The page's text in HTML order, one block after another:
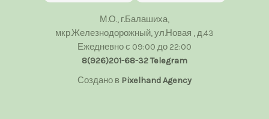
М.О., г.Балашиха,
мкр.Железнодорожный, ул.Новая , д.43
Ежедневно с 09:00 до 22:00
8(926)201-68-32Telegram
Создано в Pixelhand Agency